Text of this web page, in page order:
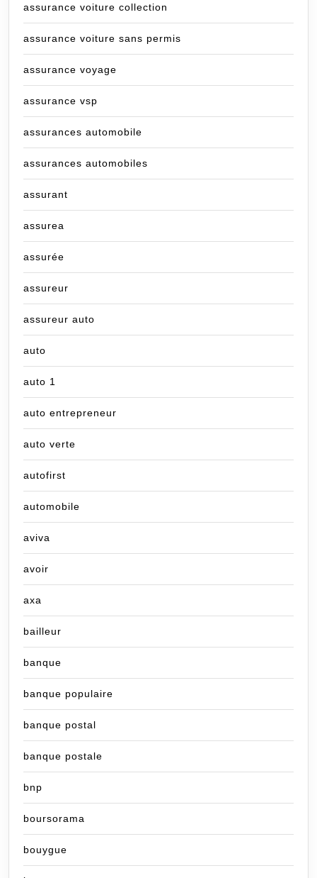
assurance voiture collection
assurance voiture sans permis
assurance voyage
assurance vsp
assurances automobile
assurances automobiles
assurant
assurea
assurée
assureur
assureur auto
auto
auto 1
auto entrepreneur
auto verte
autofirst
automobile
aviva
avoir
axa
bailleur
banque
banque populaire
banque postal
banque postale
bnp
boursorama
bouygue